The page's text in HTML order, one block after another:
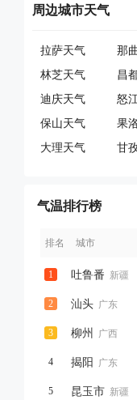
周边城市天气
拉萨天气 那
林芝天气
昌
迪庆天气
怒
保山天气
果
大理天气
甘
气温排行榜
排名 城市
1 吐鲁番 新疆
2 汕头 广东
3 柳州 广西
4 揭阳 广东
5 昆玉市 新疆